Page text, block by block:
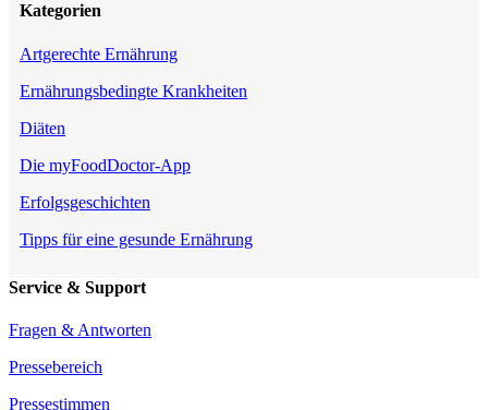
Kategorien
Artgerechte Ernährung
Ernährungsbedingte Krankheiten
Diäten
Die myFoodDoctor-App
Erfolgsgeschichten
Tipps für eine gesunde Ernährung
Service & Support
Fragen & Antworten
Pressebereich
Pressestimmen